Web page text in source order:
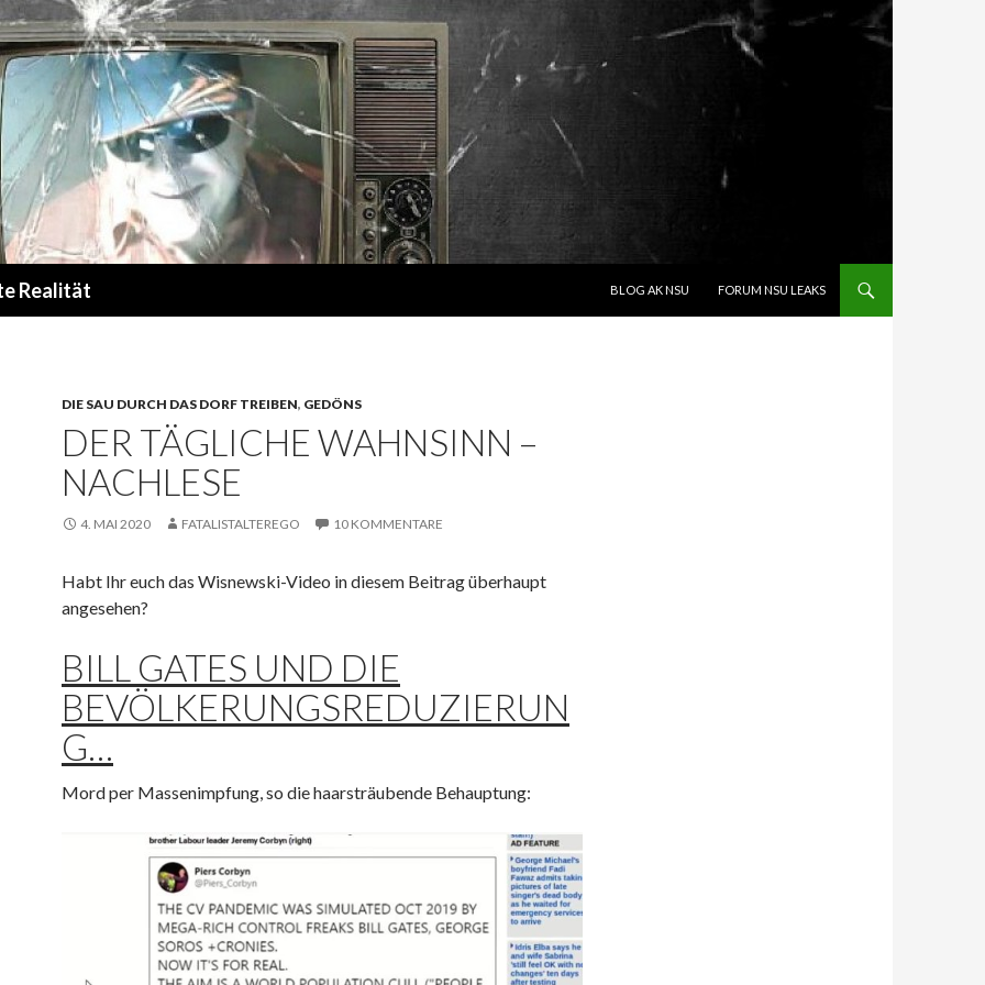
Realität
BLOG AK NSU
FORUM NSU LEAKS
DIE SAU DURCH DAS DORF TREIBEN, GEDÖNS
DER TÄGLICHE WAHNSINN –
NACHLESE
4. MAI 2020 FATALISTALTEREGO 10 KOMMENTARE
Habt Ihr euch das Wisnewski-Video in diesem Beitrag überhaupt
angesehen?
BILL GATES UND DIE
BEVÖLKERUNGSREDUZIERUN
G…
Mord per Massenimpfung, so die haarsträubende Behauptung: